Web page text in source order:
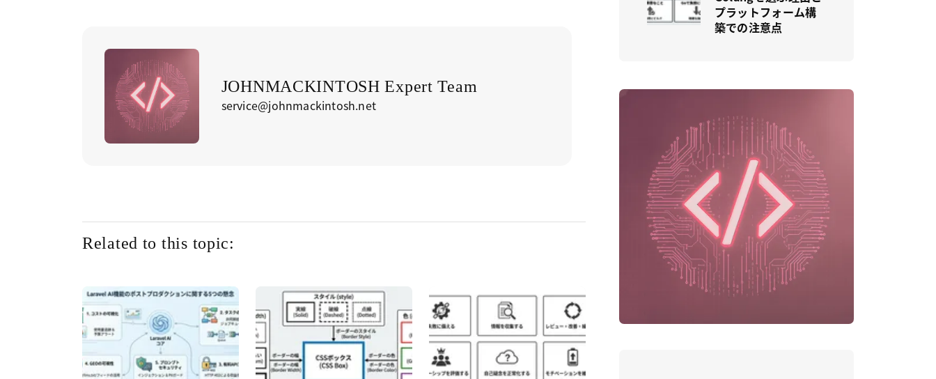
JOHNMACKINTOSH Expert Team
service@johnmackintosh.net
Related to this topic:
プラットフォーム構
築での注意点